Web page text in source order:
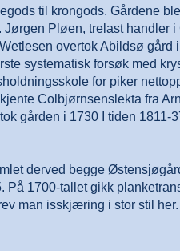
til krongods. Gårdene
Pløen, trelast handler
overtok Abildsø gård
systematisk forsøk med
for piker
Colbjørnsenslekta fra
gården i 1730 I tiden 1811-
derved begge
1700-tallet gikk
man isskjæring i stor stil her.